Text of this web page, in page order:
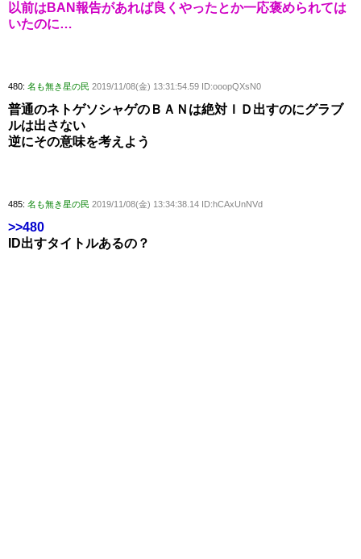
以前はBAN報告があれば良くやったとか一応褒められては
いたのに…
480: 名も無き星の民 2019/11/08(金) 13:31:54.59 ID:ooopQXsN0
普通のネトゲソシャゲのＢＡＮは絶対ＩＤ出すのにグラブ
ルは出さない
逆にその意味を考えよう
485: 名も無き星の民 2019/11/08(金) 13:34:38.14 ID:hCAxUnNVd
>>480
ID出すタイトルあるの？